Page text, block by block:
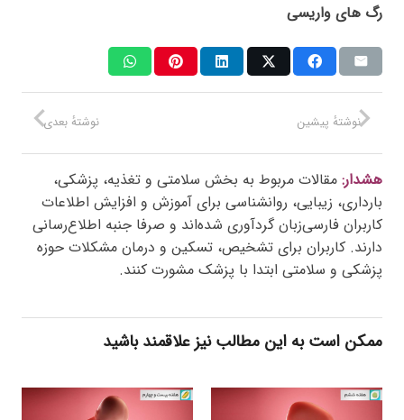
رگ های واریسی
نوشتهٔ بعدی نوشتهٔ پیشین
هشدار: مقالات مربوط به بخش سلامتی و تغذیه، پزشکی،
بارداری، زیبایی، روانشناسی برای آموزش و افزایش اطلاعات
کاربران فارسی‌زبان گردآوری شده‌اند و صرفا جنبه اطلاع‌رسانی
دارند. کاربران برای تشخیص، تسکین و درمان مشکلات حوزه
پزشکی و سلامتی ابتدا با پزشک مشورت کنند.
ممکن است به این مطالب نیز علاقمند باشید